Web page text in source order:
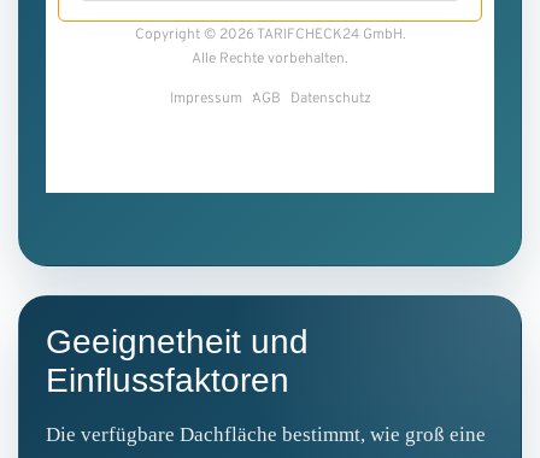
Geeignetheit und
Einflussfaktoren
Die verfügbare Dachfläche bestimmt, wie groß eine